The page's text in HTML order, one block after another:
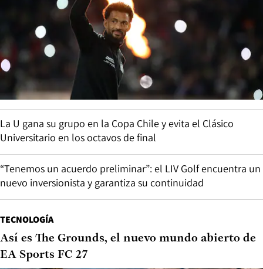
La U gana su grupo en la Copa Chile y evita el Clásico
Universitario en los octavos de final
“Tenemos un acuerdo preliminar”: el LIV Golf encuentra un
nuevo inversionista y garantiza su continuidad
TECNOLOGÍA
Así es The Grounds, el nuevo mundo abierto de
EA Sports FC 27